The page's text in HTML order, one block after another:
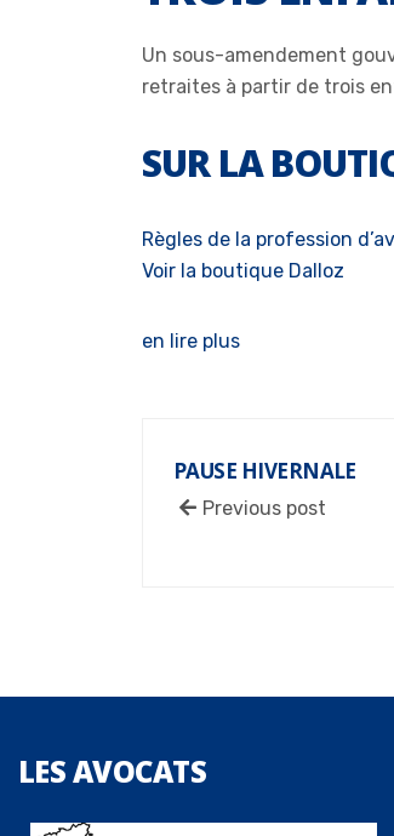
Un sous-amendement
retraites à partir de trois
SUR LA
Règles de la profession
Voir la boutique Dalloz
en lire plus
PAUSE HIVERNALE
Previous post
LESAVOCATS